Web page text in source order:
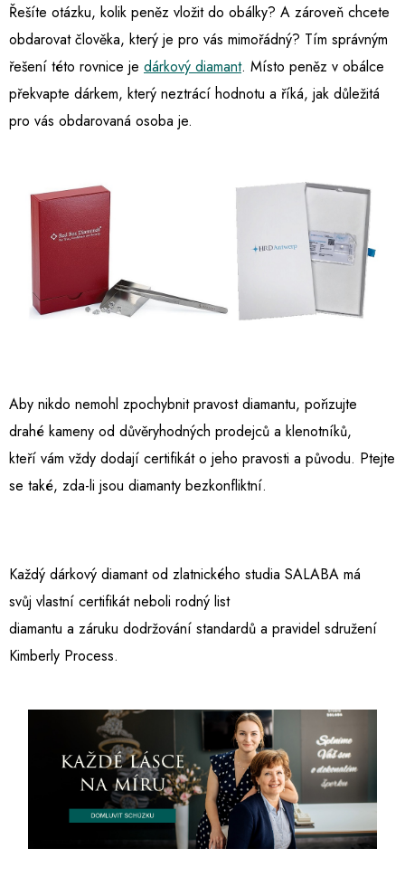
Řešíte otázku, kolik peněz vložit do obálky? A zároveň chcete
obdarovat člověka, který je pro vás mimořádný? Tím správným
řešení této rovnice je dárkový diamant. Místo peněz v obálce
překvapte dárkem, který neztrácí hodnotu a říká, jak důležitá
pro vás obdarovaná osoba je.
Aby nikdo nemohl zpochybnit pravost diamantu, pořizujte
drahé kameny od důvěryhodných prodejců a klenotníků,
kteří vám vždy dodají certifikát o jeho pravosti a původu. Ptejte
se také, zda-li jsou diamanty bezkonfliktní.
Každý dárkový diamant od zlatnického studia SALABA má
svůj vlastní certifikát neboli rodný list
diamantu a záruku dodržování standardů a pravidel sdružení
Kimberly Process.